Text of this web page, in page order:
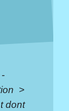
>
dont